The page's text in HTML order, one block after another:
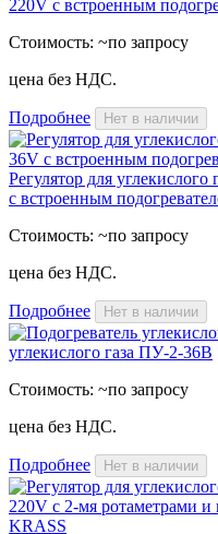
220V с встроенным
Стоимость: ~по запросу
цена без НДС.
Подробнее Нет в наличии
Регулятор для
с встроенным
Стоимость: ~по запросу
цена без НДС.
Подробнее Нет в наличии
углекислого газа ПУ-2-36В
Стоимость: ~по запросу
цена без НДС.
Подробнее Нет в наличии